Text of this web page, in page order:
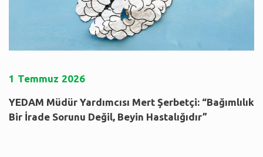
1 Temmuz 2026
YEDAM Müdür Yardımcısı Mert Şerbetçi: “Bağımlılık
Bir İrade Sorunu Değil, Beyin Hastalığıdır”